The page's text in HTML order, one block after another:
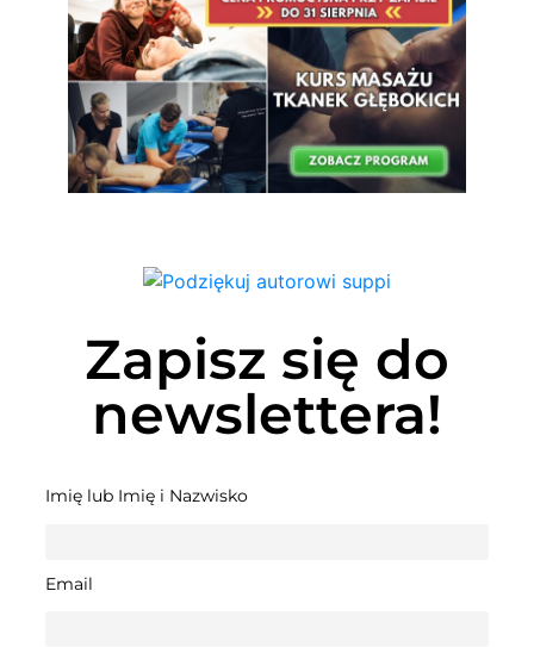
Zapisz się do
newslettera!
Imię lub Imię i Nazwisko
Email